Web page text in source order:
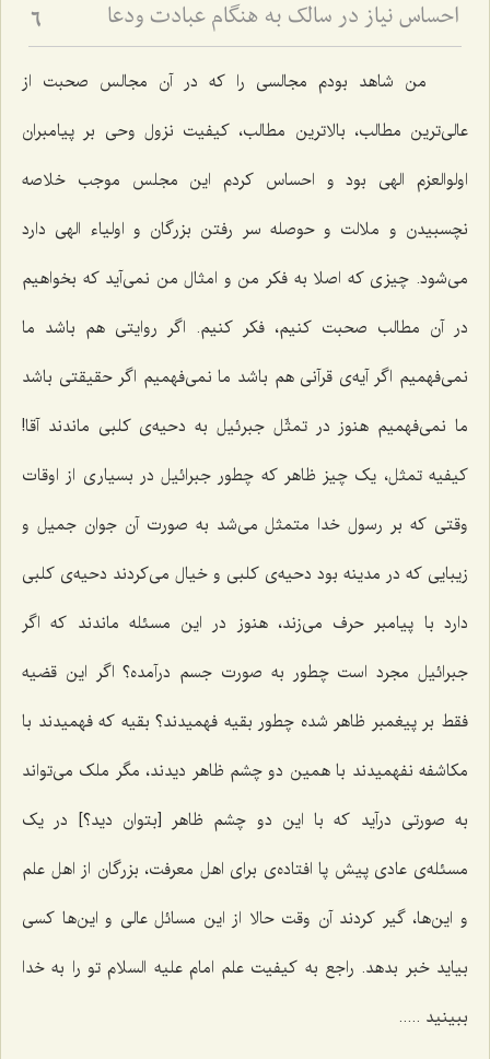
احساس نیاز در سالک به هنگام عبادت ودعا 6
من شاهد بودم مجالسی را که در آن مجالس صحبت از
عالی‌ترین مطالب، بالاترین مطالب، کیفیت نزول وحی بر پیامبران
اولوالعزم الهی بود و احساس کردم این مجلس موجب خلاصه
نچسبیدن و ملالت و حوصله سر رفتن بزرگان و اولیاء الهی دارد
می‌شود. چیزی که اصلا به فکر من و امثال من نمی‌آید که بخواهیم
در آن مطالب صحبت کنیم، فکر کنیم. اگر روایتی هم باشد ما
نمی‌فهمیم اگر آیه‌ی قرآنی هم باشد ما نمی‌فهمیم اگر حقیقتی باشد
ما نمی‌فهمیم هنوز در تمثّل جبرئیل به دحیه‌ی کلبی ماندند آقا!
کیفیه تمثل، یک چیز ظاهر که چطور جبرائیل در بسیاری از اوقات
وقتی که بر رسول خدا متمثل می‌شد به صورت آن جوان جمیل و
زیبایی که در مدینه بود دحیه‌ی کلبی و خیال می‌کردند دحیه‌ی کلبی
دارد با پیامبر حرف می‌زند، هنوز در این مسئله ماندند که اگر
جبرائیل مجرد است چطور به صورت جسم درآمده؟ اگر این قضیه
فقط بر پیغمبر ظاهر شده چطور بقیه فهمیدند؟ بقیه که فهمیدند با
مکاشفه نفهمیدند با همین دو چشم ظاهر دیدند، مگر ملک می‌تواند
به صورتی درآید که با این دو چشم ظاهر [بتوان دید؟] در یک
مسئله‌ی عادی پیش پا افتاده‌ی برای اهل معرفت، بزرگان از اهل علم
و این‌ها، گیر کردند آن وقت حالا از این مسائل عالی و این‌ها کسی
بیاید خبر بدهد. راجع به کیفیت علم امام علیه السلام تو را به خدا
ببینید .....